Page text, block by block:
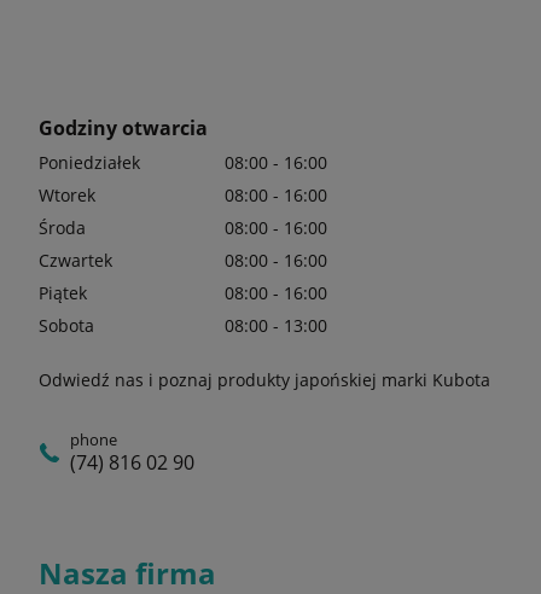
Godziny otwarcia
Poniedziałek
08:00 - 16:00
Wtorek
08:00 - 16:00
Środa
08:00 - 16:00
Czwartek
08:00 - 16:00
Piątek
08:00 - 16:00
Sobota
08:00 - 13:00
Odwiedź nas i poznaj produkty japońskiej marki Kubota
phone
(74) 816 02 90
Nasza firma